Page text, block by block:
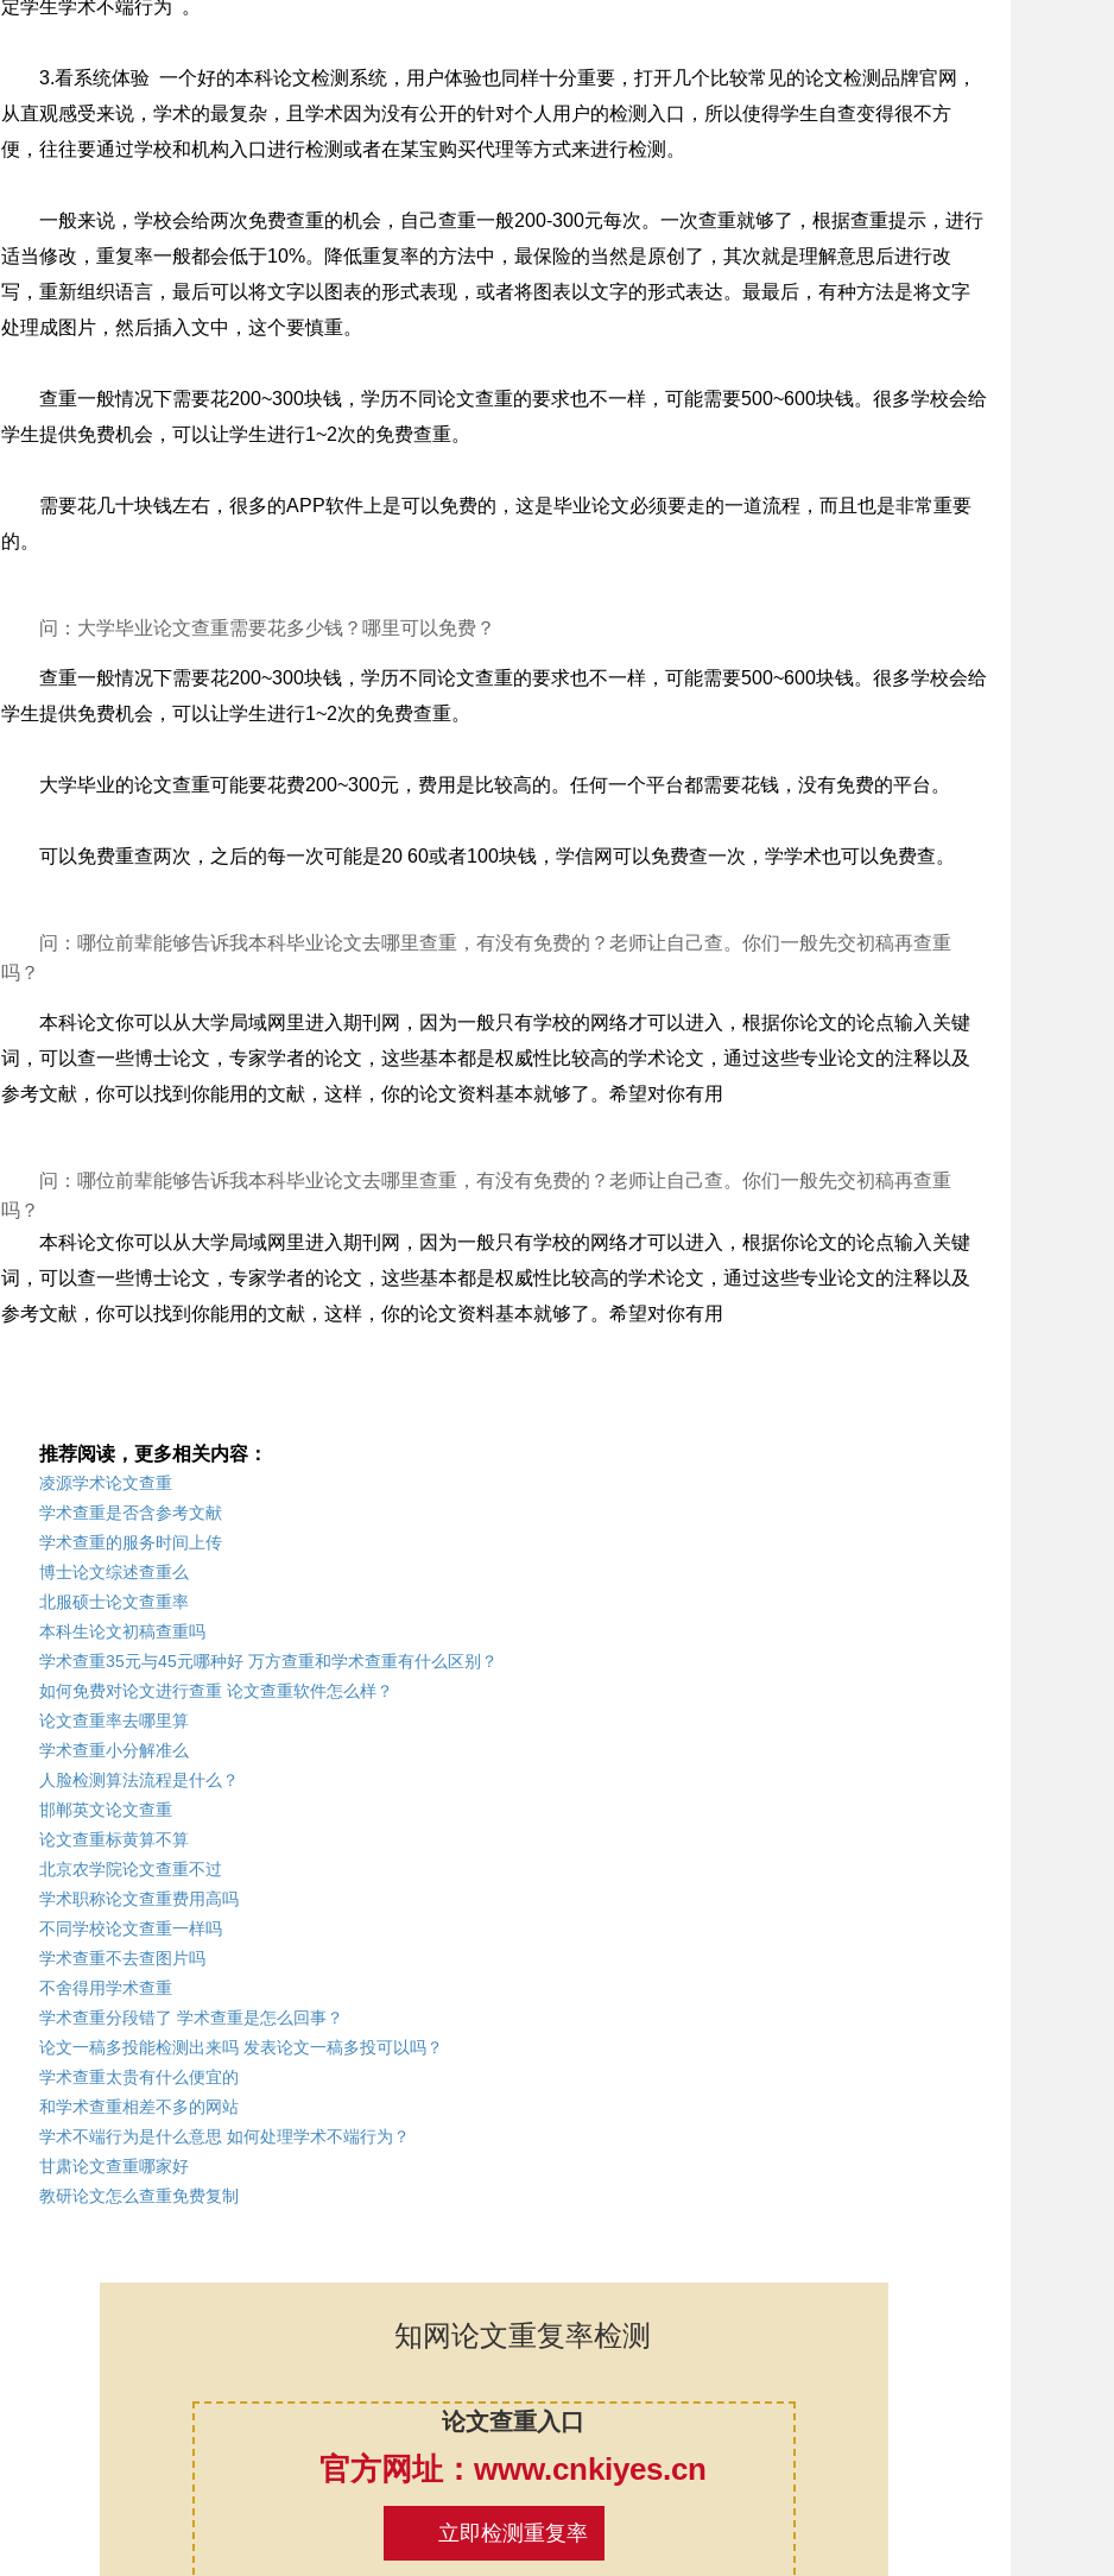
定学生学术不端行为 。
3.看系统体验 一个好的本科论文检测系统，用户体验也同样十分重要，打开几个比较常见的论文检测品牌官网，
从直观感受来说，学术的最复杂，且学术因为没有公开的针对个人用户的检测入口，所以使得学生自查变得很不方
便，往往要通过学校和机构入口进行检测或者在某宝购买代理等方式来进行检测。
一般来说，学校会给两次免费查重的机会，自己查重一般200-300元每次。一次查重就够了，根据查重提示，进行
适当修改，重复率一般都会低于10%。降低重复率的方法中，最保险的当然是原创了，其次就是理解意思后进行改
写，重新组织语言，最后可以将文字以图表的形式表现，或者将图表以文字的形式表达。最最后，有种方法是将文字
处理成图片，然后插入文中，这个要慎重。
查重一般情况下需要花200~300块钱，学历不同论文查重的要求也不一样，可能需要500~600块钱。很多学校会给
学生提供免费机会，可以让学生进行1~2次的免费查重。
需要花几十块钱左右，很多的APP软件上是可以免费的，这是毕业论文必须要走的一道流程，而且也是非常重要
的。
问：大学毕业论文查重需要花多少钱？哪里可以免费？
查重一般情况下需要花200~300块钱，学历不同论文查重的要求也不一样，可能需要500~600块钱。很多学校会给
学生提供免费机会，可以让学生进行1~2次的免费查重。
大学毕业的论文查重可能要花费200~300元，费用是比较高的。任何一个平台都需要花钱，没有免费的平台。
可以免费重查两次，之后的每一次可能是20 60或者100块钱，学信网可以免费查一次，学学术也可以免费查。
问：哪位前辈能够告诉我本科毕业论文去哪里查重，有没有免费的？老师让自己查。你们一般先交初稿再查重
吗？
本科论文你可以从大学局域网里进入期刊网，因为一般只有学校的网络才可以进入，根据你论文的论点输入关键
词，可以查一些博士论文，专家学者的论文，这些基本都是权威性比较高的学术论文，通过这些专业论文的注释以及
参考文献，你可以找到你能用的文献，这样，你的论文资料基本就够了。希望对你有用
问：哪位前辈能够告诉我本科毕业论文去哪里查重，有没有免费的？老师让自己查。你们一般先交初稿再查重
吗？
本科论文你可以从大学局域网里进入期刊网，因为一般只有学校的网络才可以进入，根据你论文的论点输入关键
词，可以查一些博士论文，专家学者的论文，这些基本都是权威性比较高的学术论文，通过这些专业论文的注释以及
参考文献，你可以找到你能用的文献，这样，你的论文资料基本就够了。希望对你有用
推荐阅读，更多相关内容：
凌源学术论文查重
学术查重是否含参考文献
学术查重的服务时间上传
博士论文综述查重么
北服硕士论文查重率
本科生论文初稿查重吗
学术查重35元与45元哪种好 万方查重和学术查重有什么区别？
如何免费对论文进行查重 论文查重软件怎么样？
论文查重率去哪里算
学术查重小分解准么
人脸检测算法流程是什么？
邯郸英文论文查重
论文查重标黄算不算
北京农学院论文查重不过
学术职称论文查重费用高吗
不同学校论文查重一样吗
学术查重不去查图片吗
不舍得用学术查重
学术查重分段错了 学术查重是怎么回事？
论文一稿多投能检测出来吗 发表论文一稿多投可以吗？
学术查重太贵有什么便宜的
和学术查重相差不多的网站
学术不端行为是什么意思 如何处理学术不端行为？
甘肃论文查重哪家好
教研论文怎么查重免费复制
知网论文重复率检测
论文查重入口
官方网址：www.cnkiyes.cn
立即检测重复率